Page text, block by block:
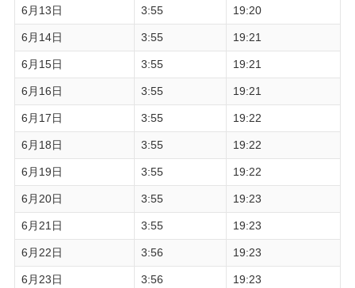
6月13日 3:55 19:20
6月14日 3:55 19:21
6月15日 3:55 19:21
6月16日 3:55 19:21
6月17日 3:55 19:22
6月18日 3:55 19:22
6月19日 3:55 19:22
6月20日 3:55 19:23
6月21日 3:55 19:23
6月22日 3:56 19:23
6月23日 3:56 19:23